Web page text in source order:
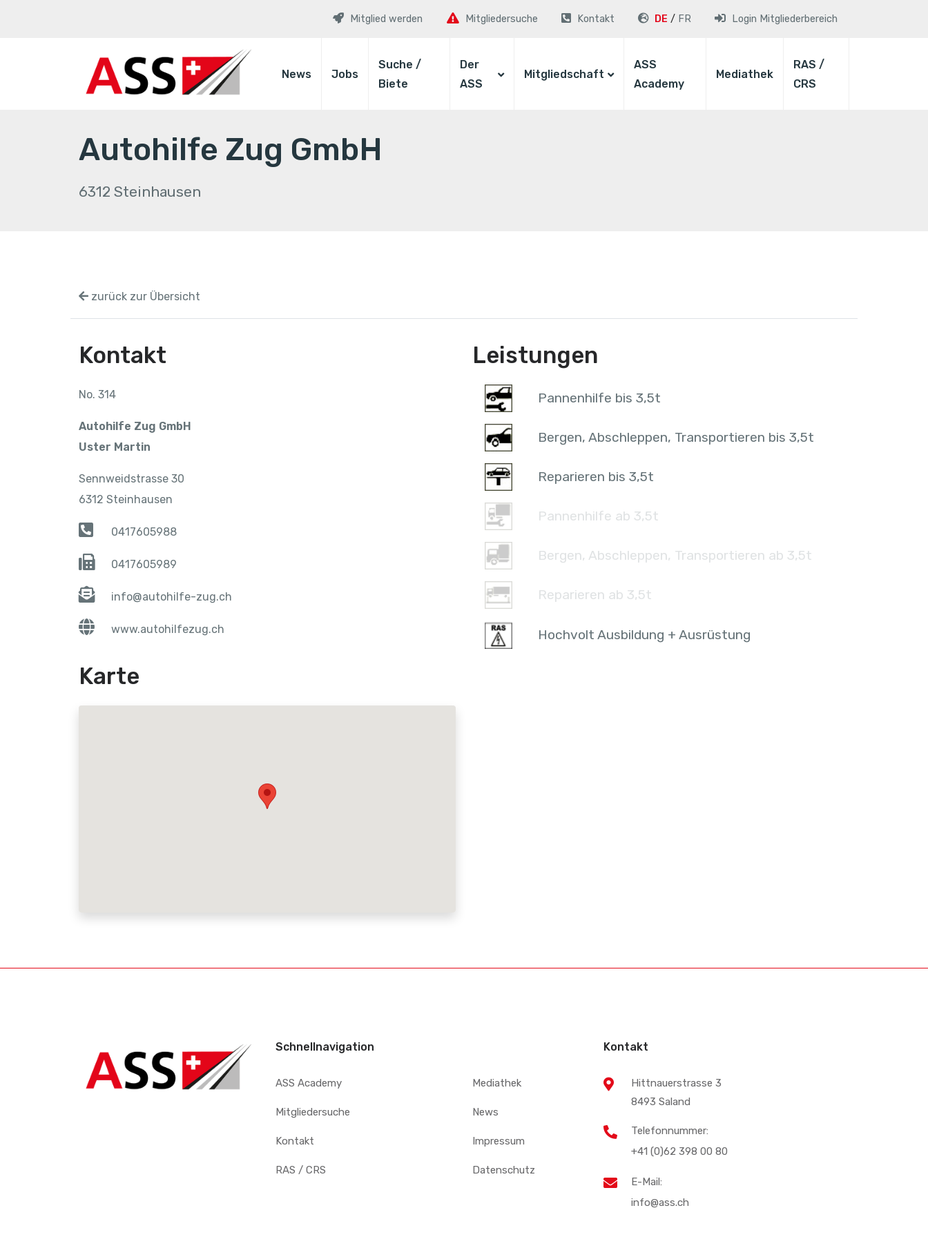
Mitglied werden Mitgliedersuche Kontakt DE FR Login Mitgliederbereich
News Jobs
Suche /
Biete
Der
ASS
Mitgliedschaft
ASS
Academy
Mediathek
RAS /
CRS
Autohilfe Zug GmbH
6312 Steinhausen
zurück zur Übersicht
Kontakt
No. 314
Autohilfe Zug GmbH
Uster Martin
Sennweidstrasse 30
6312 Steinhausen
0417605988
0417605989
info@autohilfe-zug.ch
www.autohilfezug.ch
Karte
Leistungen
Pannenhilfe bis 3,5t
Bergen, Abschleppen, Transportieren bis 3,5t
Reparieren bis 3,5t
Pannenhilfe ab 3,5t
Bergen, Abschleppen, Transportieren ab 3,5t
Reparieren ab 3,5t
Hochvolt Ausbildung + Ausrüstung
Schnellnavigation
ASS Academy
Mitgliedersuche
Kontakt
RAS / CRS
Mediathek
News
Impressum
Datenschutz
Kontakt
Hittnauerstrasse 3
8493 Saland
Telefonnummer:
+41 (0)62 398 00 80
E-Mail:
info@ass.ch